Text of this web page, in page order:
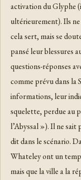
activation du Glyphe
ultérieurement). Ils
cela sert, mais se
pansé leur blessures
questions-réponses
comme prévu dans la
informations, leur
squelette, perdue au
l’Abyssal »). Il ne sait
dit dans le scénario.
Whateley ont un
mais que la ville a la